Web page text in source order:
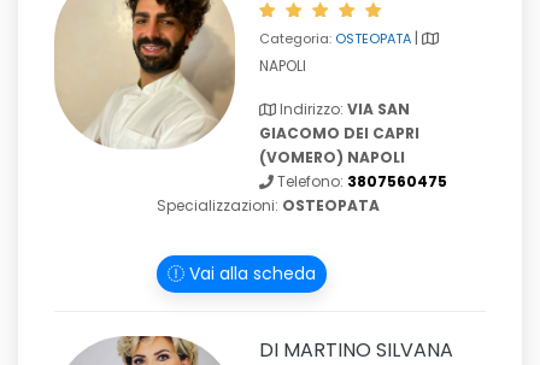
Categoria: OSTEOPATA|
NAPOLI
Indirizzo: VIA SAN
GIACOMO DEI CAPRI
(VOMERO) NAPOLI
Telefono: 3807560475
Specializzazioni: OSTEOPATA
Vai alla scheda
DI MARTINO SILVANA